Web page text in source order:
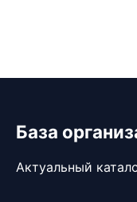
База
Актуальный